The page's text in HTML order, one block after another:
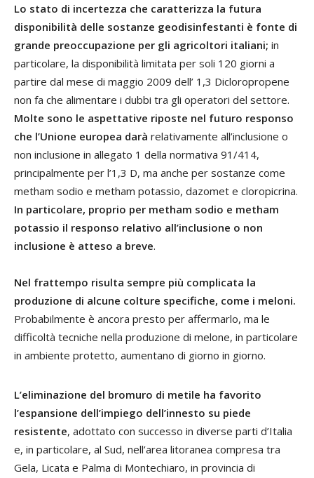
Lo stato di incertezza che caratterizza la futura
disponibilità delle sostanze geodisinfestanti è fonte di
grande preoccupazione per gli agricoltori italiani; in
particolare, la disponibilità limitata per soli 120 giorni a
partire dal mese di maggio 2009 dell’ 1,3 Dicloropropene
non fa che alimentare i dubbi tra gli operatori del settore.
Molte sono le aspettative riposte nel futuro responso
che l’Unione europea darà relativamente all’inclusione o
non inclusione in allegato 1 della normativa 91/414,
principalmente per l’1,3 D, ma anche per sostanze come
metham sodio e metham potassio, dazomet e cloropicrina.
In particolare, proprio per metham sodio e metham
potassio il responso relativo all’inclusione o non
inclusione è atteso a breve.
Nel frattempo risulta sempre più complicata la
produzione di alcune colture specifiche, come i meloni.
Probabilmente è ancora presto per affermarlo, ma le
difficoltà tecniche nella produzione di melone, in particolare
in ambiente protetto, aumentano di giorno in giorno.
L’eliminazione del bromuro di metile ha favorito
l’espansione dell’impiego dell’innesto su piede
resistente, adottato con successo in diverse parti d’Italia
e, in particolare, al Sud, nell’area litoranea compresa tra
Gela, Licata e Palma di Montechiaro, in provincia di